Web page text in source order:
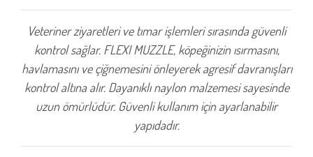
Veteriner ziyaretleri ve tımar işlemleri sırasında güvenli
kontrol sağlar. FLEXI MUZZLE, köpeğinizin ısırmasını,
havlamasını ve çiğnemesini önleyerek agresif davranışları
kontrol altına alır. Dayanıklı naylon malzemesi sayesinde
uzun ömürlüdür. Güvenli kullanım için ayarlanabilir
yapıdadır.